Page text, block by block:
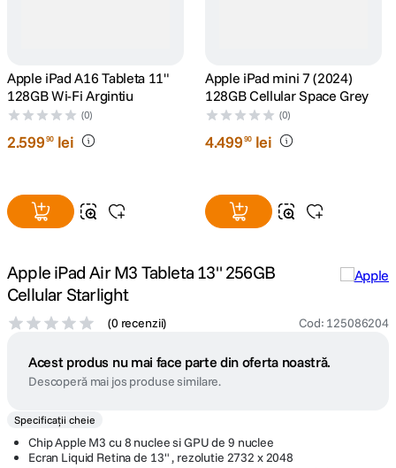
9. dji osmo
10 . insta 360
Apple iPad A16 Tableta 11"
128GB Wi-Fi Argintiu
(0)
2.59990 lei
Apple iPad mini 7 (2024)
128GB Cellular Space Grey
(0)
4.49990 lei
Apple iPad Air M3 Tableta 13" 256GB
Cellular Starlight
(0 recenzii) Cod: 125086204
Acest produs nu mai face parte din oferta noastră.
Descoperă mai jos produse similare.
Specificații cheie
Chip Apple M3 cu 8 nuclee si GPU de 9 nuclee
Ecran Liquid Retina de 13" , rezolutie 2732 x 2048